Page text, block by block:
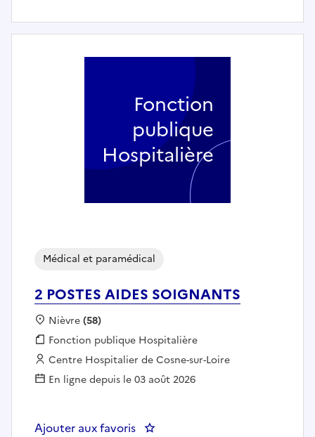
2 POSTES AIDES SOIGNANTS
Médical et paramédical
Localisation :
Nièvre(58)
Fonction publique :
Fonction publique Hospitalière
Employeur :
Centre Hospitalier de Cosne-sur-Loire
En ligne depuis le 03 août 2026
Ajouter aux favoris : 2 POSTES AIDES SOIGNANTS
Fonction
publique
Hospitalière